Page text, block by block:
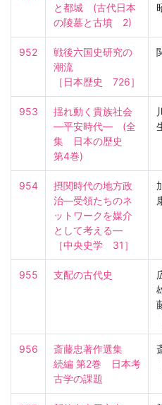
と都城　(古代日本
の陵墓と古墳　2)
952
戦後六国史研究の
潮流
［日本歴史　726］
953
揺れ動く貴族社会
―平安時代―　(全
集　日本の歴史
第4巻)
954
摂関時代の地方政
治―受領たちのネ
ットワークを媒介
として考える―
［中央史学　31］
955 支配の古代史
956
斎藤忠著作選集
続編 第2巻　日本考
古学の課題